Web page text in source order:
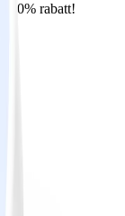
60% rabatt!